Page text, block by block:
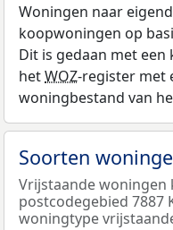
Woningen naar
koopwoningen op
Dit is gedaan met
hetWOZ-register met
woningbestand van
Soorten
Vrijstaande woningen
postcodegebied 7887
woningtype